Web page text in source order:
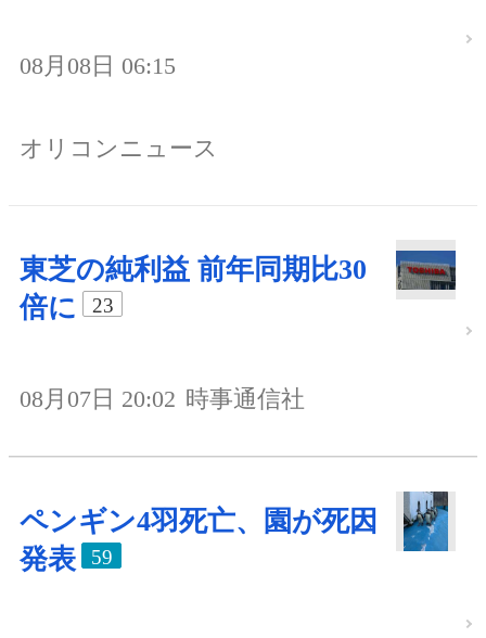
08月08日 06:15
オリコンニュース
東芝の純利益 前年同期比30
倍に
23
08月07日 20:02 時事通信社
ペンギン4羽死亡、園が死因
発表
59